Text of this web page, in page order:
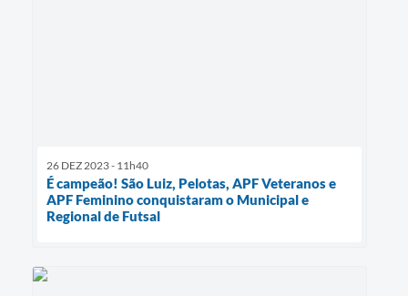
26 DEZ 2023 - 11h40
É campeão! São Luiz, Pelotas, APF Veteranos e
APF Feminino conquistaram o Municipal e
Regional de Futsal